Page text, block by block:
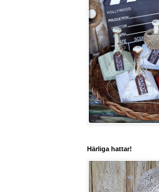
Härliga hattar!